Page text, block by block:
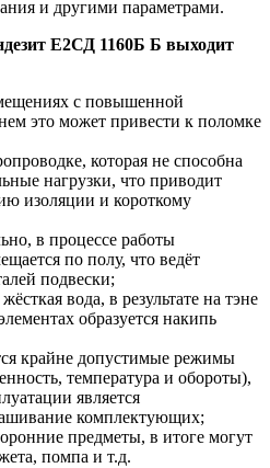
и другими параметрами.
Е2СД 1160Б Б выходит
с повышенной
это может привести к поломке
которая не способна
нагрузки, что приводит
изоляции и короткому
в процессе работы
по полу, что ведёт
подвески;
вода, в результате на тэне
образуется накипь
крайне допустимые режимы
температура и обороты),
является
комплектующих;
предметы, в итоге могут
помпа и т.д.